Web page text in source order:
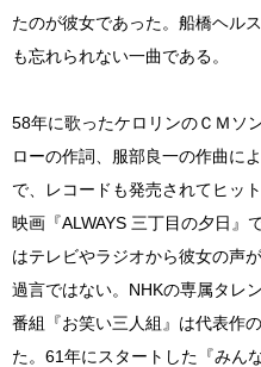
たのが彼女であった。船橋ヘル
も忘れられない一曲である。
58年に歌ったケロリンのＣＭソ
ローの作詞、服部良一の作曲に
で、レコードも発売されてヒッ
映画『ALWAYS 三丁目の夕日』
はテレビやラジオから彼女の声
過言ではない。NHKの専属タレ
番組『お笑い三人組』は代表作
た。61年にスタートした『みん